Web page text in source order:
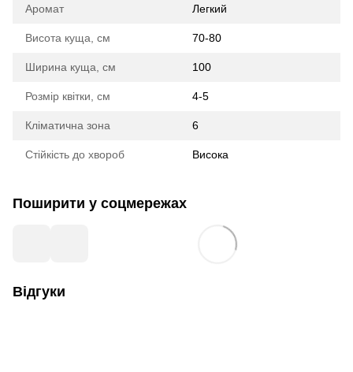
Аромат Легкий
Висота куща, см 70-80
Ширина куща, см 100
Розмір квітки, см 4-5
Кліматична зона 6
Стійкість до хвороб Висока
Поширити у соцмережах
Відгуки